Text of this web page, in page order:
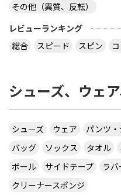
virtual table
サーブから回転(
出来ますが、サー
カテ違いですが・
のコートに球があ
ブルタップ！す
ダブルタップで
サイトを見る
CUSTOM TABLE
その他（異質、反転）
レビューランキング
総合
スピード スピン
シューズ、ウェ
シューズ ウェア パンツ
バッグ
ソックス タオル
ボール
サイドテープ ラバ
クリーナースポンジ